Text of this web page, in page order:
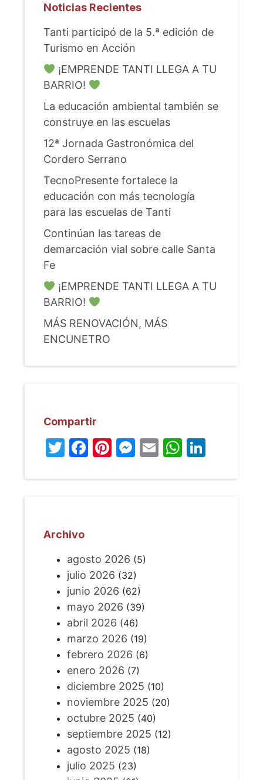
Noticias Recientes
Tanti participó de la 5.ª edición de
Turismo en Acción
¡EMPRENDE TANTI LLEGA A TU
BARRIO!
La educación ambiental también se
construye en las escuelas
12ª Jornada Gastronómica del
Cordero Serrano
TecnoPresente fortalece la
educación con más tecnología
para las escuelas de Tanti
Continúan las tareas de
demarcación vial sobre calle Santa
Fe
¡EMPRENDE TANTI LLEGA A TU
BARRIO!
MÁS RENOVACIÓN, MÁS
ENCUNETRO
Compartir
Twitter
Facebook
Pinterest
Messenger
Email
Archivo
agosto 2026 (5)
julio 2026 (32)
junio 2026 (62)
mayo 2026 (39)
abril 2026 (46)
marzo 2026 (19)
febrero 2026 (6)
enero 2026 (7)
diciembre 2025 (10)
noviembre 2025 (20)
octubre 2025 (40)
septiembre 2025 (12)
agosto 2025 (18)
julio 2025 (23)